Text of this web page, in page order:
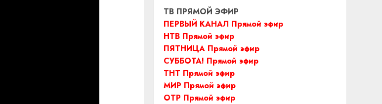
ТВ ПРЯМОЙ ЭФИР
ПЕРВЫЙ КАНАЛ Прямой эфир
НТВ Прямой эфир
ПЯТНИЦА Прямой эфир
СУББОТА! Прямой эфир
ТНТ Прямой эфир
МИР Прямой эфир
ОТР Прямой эфир